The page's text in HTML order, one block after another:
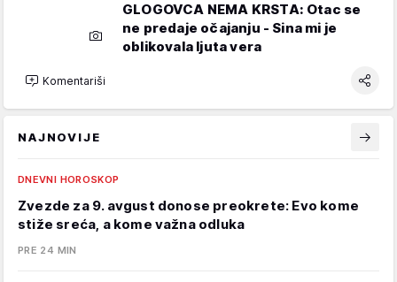
GLOGOVCA NEMA KRSTA: Otac se
ne predaje očajanju - Sina mi je
oblikovala ljuta vera
Komentariši
NAJNOVIJE
DNEVNI HOROSKOP
Zvezde za 9. avgust donose preokrete: Evo kome
stiže sreća, a kome važna odluka
PRE 24 MIN